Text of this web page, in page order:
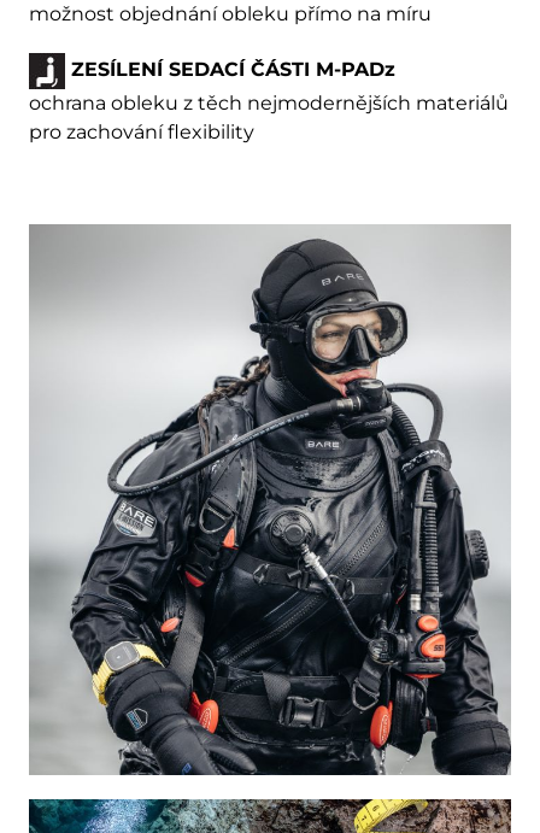
možnost objednání obleku přímo na míru
ZESÍLENÍ SEDACÍ ČÁSTI M-PADz
ochrana obleku z těch nejmodernějších materiálů
pro zachování flexibility